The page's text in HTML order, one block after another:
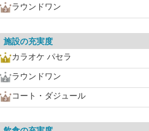
ラウンドワン
施設の充実度
カラオケ パセラ
ラウンドワン
コート・ダジュール